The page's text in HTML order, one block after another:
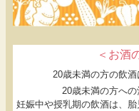
＜お酒
20歳未満の方の飲酒
20歳未満の方への
妊娠中や授乳期の飲酒は、